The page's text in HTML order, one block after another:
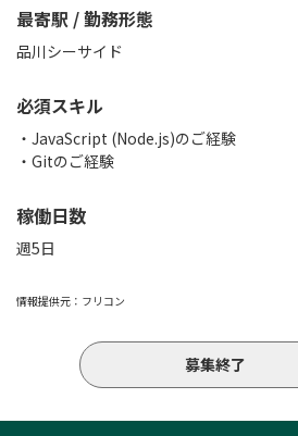
最寄駅 / 勤務形態
品川シーサイド
必須スキル
・JavaScript (Node.js)のご経験
・Gitのご経験
稼働日数
週5日
情報提供元： フリコン
募集終了